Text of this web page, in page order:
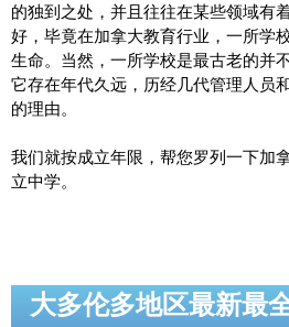
楼花转让专区
多伦多市中心楼花项目
怡陶碧谷楼花项目
密西沙加社区介绍
的独到之处，并且往往在某些领域有
好，毕竟在加拿大教育行业，一所学
生命。当然，一所学校是最古老的并
它存在年代久远，历经几代管理人员
的理由。
我们就按成立年限，帮您罗列一下加
立中学。
大多伦多地区最新最